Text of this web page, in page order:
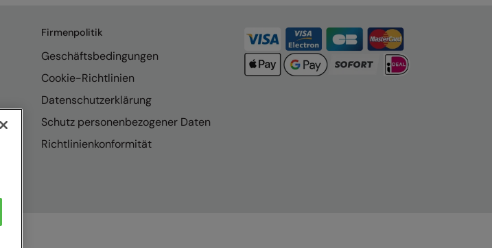
Firmenpolitik
Geschäftsbedingungen
Cookie-Richtlinien
Datenschutzerklärung
Schutz personenbezogener Daten
Richtlinienkonformität